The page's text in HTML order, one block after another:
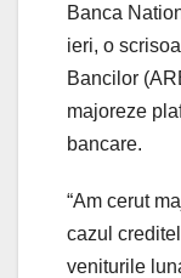
Banca
ieri, o
Bancilor
majoreze
bancare.
“Am cerut
cazul
veniturile